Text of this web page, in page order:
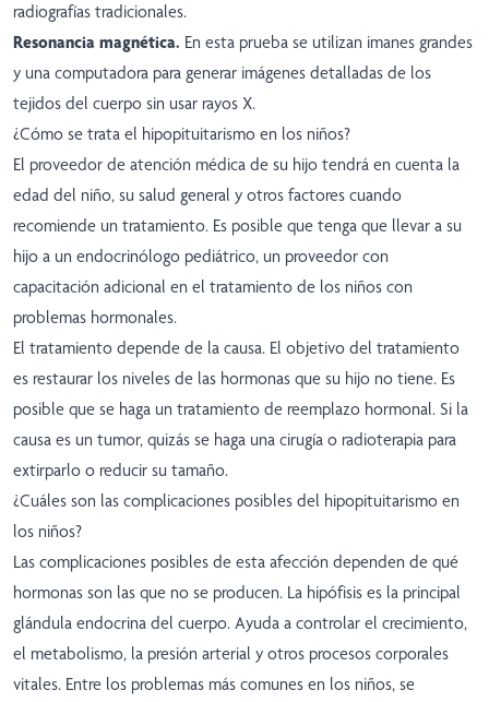
radiografías tradicionales.
Resonancia magnética. En esta prueba se utilizan imanes grandes
y una computadora para generar imágenes detalladas de los
tejidos del cuerpo sin usar rayos X.
¿Cómo se trata el hipopituitarismo en los niños?
El proveedor de atención médica de su hijo tendrá en cuenta la
edad del niño, su salud general y otros factores cuando
recomiende un tratamiento. Es posible que tenga que llevar a su
hijo a un endocrinólogo pediátrico, un proveedor con
capacitación adicional en el tratamiento de los niños con
problemas hormonales.
El tratamiento depende de la causa. El objetivo del tratamiento
es restaurar los niveles de las hormonas que su hijo no tiene. Es
posible que se haga un tratamiento de reemplazo hormonal. Si la
causa es un tumor, quizás se haga una cirugía o radioterapia para
extirparlo o reducir su tamaño.
¿Cuáles son las complicaciones posibles del hipopituitarismo en
los niños?
Las complicaciones posibles de esta afección dependen de qué
hormonas son las que no se producen. La hipófisis es la principal
glándula endocrina del cuerpo. Ayuda a controlar el crecimiento,
el metabolismo, la presión arterial y otros procesos corporales
vitales. Entre los problemas más comunes en los niños, se